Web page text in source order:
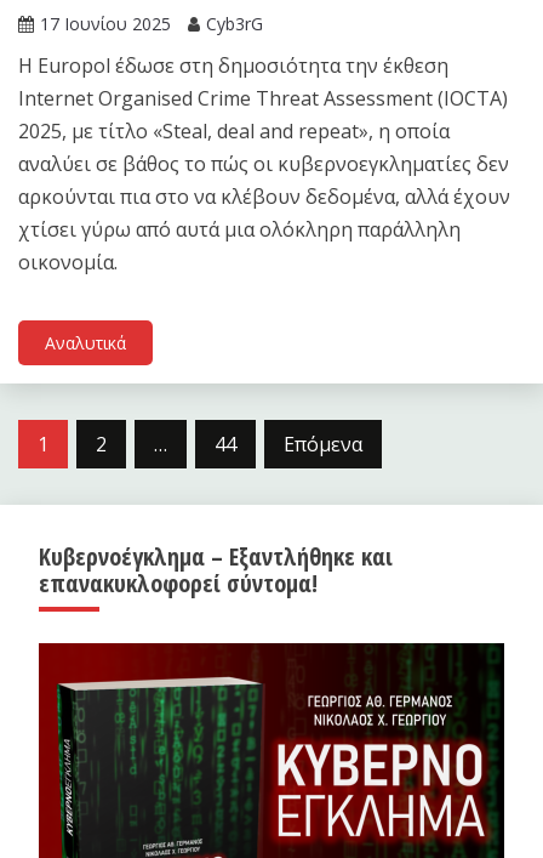
17 Ιουνίου 2025 Cyb3rG
Η Europol έδωσε στη δημοσιότητα την έκθεση
Internet Organised Crime Threat Assessment (IOCTA)
2025, με τίτλο «Steal, deal and repeat», η οποία
αναλύει σε βάθος το πώς οι κυβερνοεγκληματίες δεν
αρκούνται πια στο να κλέβουν δεδομένα, αλλά έχουν
χτίσει γύρω από αυτά μια ολόκληρη παράλληλη
οικονομία.
Αναλυτικά
Σελιδοποίηση
1 2 … 44 Επόμενα
Κυβερνοέγκλημα – Εξαντλήθηκε και
επανακυκλοφορεί σύντομα!